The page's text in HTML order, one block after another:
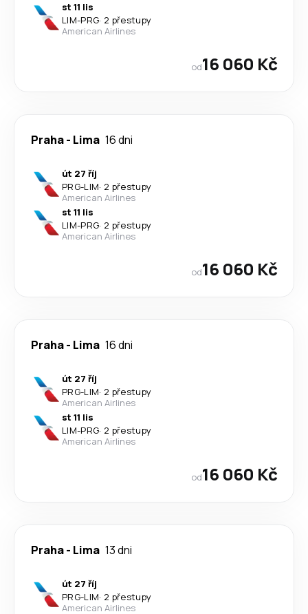
st 11 lis
LIM-PRG· 2 přestupy
American Airlines
od16 060 Kč
Praha- Lima 16 dni
út 27 říj
PRG-LIM· 2 přestupy
American Airlines
st 11 lis
LIM-PRG· 2 přestupy
American Airlines
od16 060 Kč
Praha- Lima 16 dni
út 27 říj
PRG-LIM· 2 přestupy
American Airlines
st 11 lis
LIM-PRG· 2 přestupy
American Airlines
od16 060 Kč
Praha- Lima 13 dni
út 27 říj
PRG-LIM· 2 přestupy
American Airlines